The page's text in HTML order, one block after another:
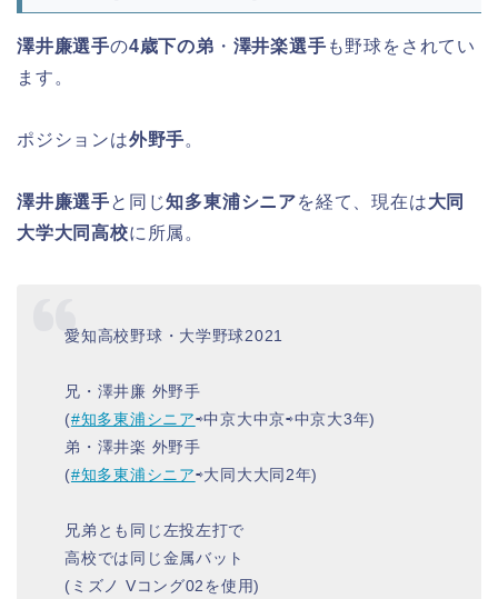
澤井廉選手の4歳下の弟 ・ 澤井楽選手 も野球をされてい
ます。
ポジションは外野手。
澤井廉選手と同じ知多東浦シニアを経て、現在は大同
大学大同高校に所属。
愛知高校野球・大学野球2021
兄・澤井廉 外野手
(#知多東浦シニア⇨中京大中京⇨中京大3年)
弟・澤井楽 外野手
(#知多東浦シニア⇨大同大大同2年)
兄弟とも同じ左投左打で
高校では同じ金属バット
(ミズノ Vコング02を使用)